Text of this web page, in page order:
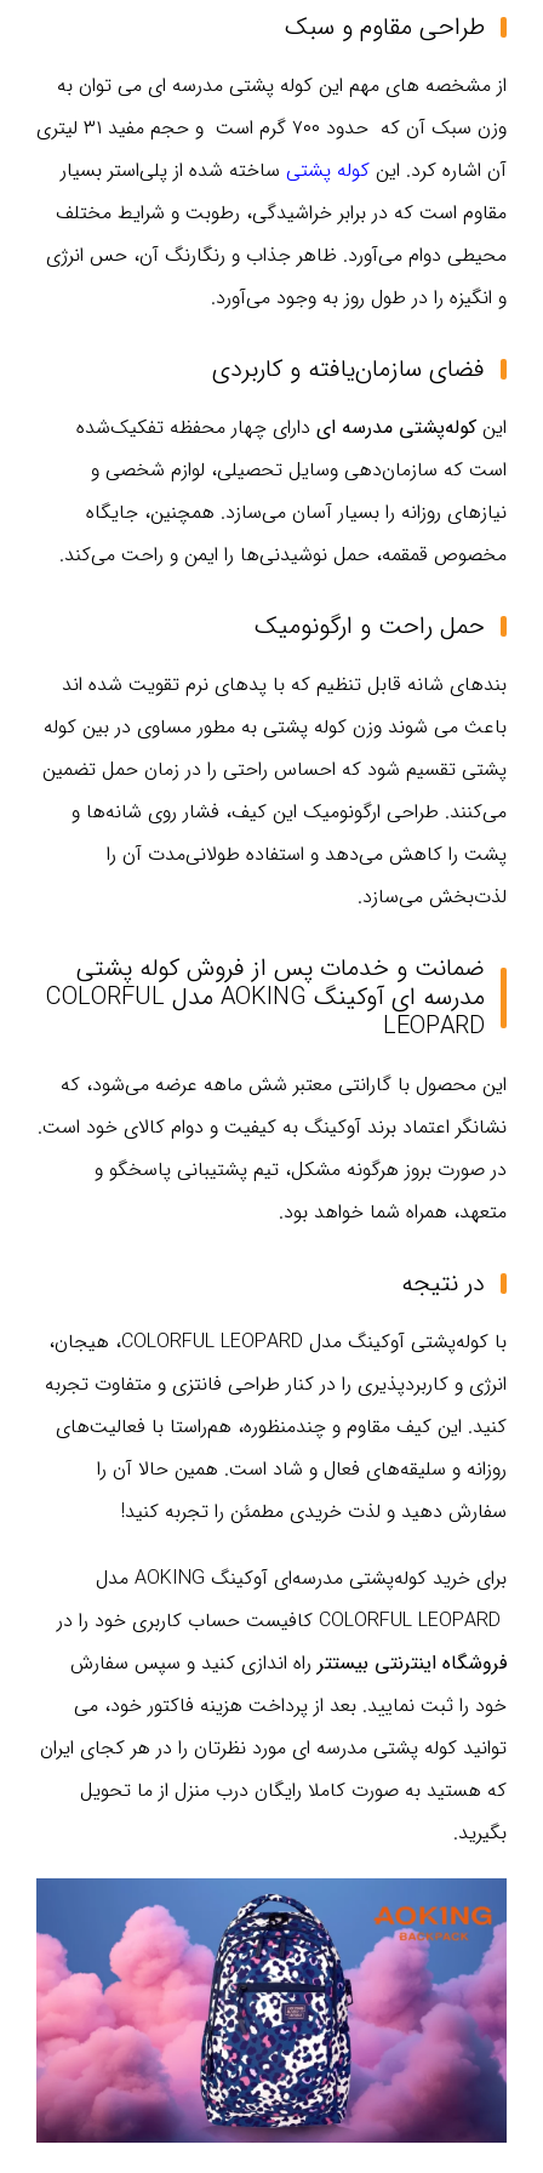
طراحی مقاوم و سبک
از مشخصه های مهم این کوله پشتی مدرسه ای می توان به
وزن سبک آن که حدود ۷۰۰ گرم است و حجم مفید ۳۱ لیتری
آن اشاره کرد. این کوله پشتی ساخته شده از پلی‌استر بسیار
مقاوم است که در برابر خراشیدگی، رطوبت و شرایط مختلف
محیطی دوام می‌آورد. ظاهر جذاب و رنگارنگ آن، حس انرژی
و انگیزه را در طول روز به وجود می‌آورد.
فضای سازمان‌یافته و کاربردی
این کوله‌پشتی مدرسه ای دارای چهار محفظه تفکیک‌شده
است که سازمان‌دهی وسایل تحصیلی، لوازم شخصی و
نیازهای روزانه را بسیار آسان می‌سازد. همچنین، جایگاه
مخصوص قمقمه، حمل نوشیدنی‌ها را ایمن و راحت می‌کند.
حمل راحت و ارگونومیک
بندهای شانه قابل تنظیم که با پدهای نرم تقویت شده اند
باعث می شوند وزن کوله پشتی به مطور مساوی در بین کوله
پشتی تقسیم شود که احساس راحتی را در زمان حمل تضمین
می‌کنند. طراحی ارگونومیک این کیف، فشار روی شانه‌ها و
پشت را کاهش می‌دهد و استفاده طولانی‌مدت آن را
لذت‌بخش می‌سازد.
ضمانت و خدمات پس از فروش کوله پشتی
مدرسه ای آوکینگ AOKING مدل COLORFUL
LEOPARD
این محصول با گارانتی معتبر شش ماهه عرضه می‌شود، که
نشانگر اعتماد برند آوکینگ به کیفیت و دوام کالای خود است.
در صورت بروز هرگونه مشکل، تیم پشتیبانی پاسخگو و
متعهد، همراه شما خواهد بود.
در نتیجه
با کوله‌پشتی آوکینگ مدل COLORFUL LEOPARD، هیجان،
انرژی و کاربردپذیری را در کنار طراحی فانتزی و متفاوت تجربه
کنید. این کیف مقاوم و چندمنظوره، هم‌راستا با فعالیت‌های
روزانه و سلیقه‌های فعال و شاد است. همین حالا آن را
سفارش دهید و لذت خریدی مطمئن را تجربه کنید!
برای خرید کوله‌پشتی مدرسه‌ای آوکینگ AOKING مدل
فروشگاه اینترنتی بیستتر راه اندازی کنید و سپس سفارش
خود را ثبت نمایید. بعد از پرداخت هزینه فاکتور خود، می
توانید کوله پشتی مدرسه ای مورد نظرتان را در هر کجای ایران
که هستید به صورت کاملا رایگان درب منزل از ما تحویل
بگیرید.